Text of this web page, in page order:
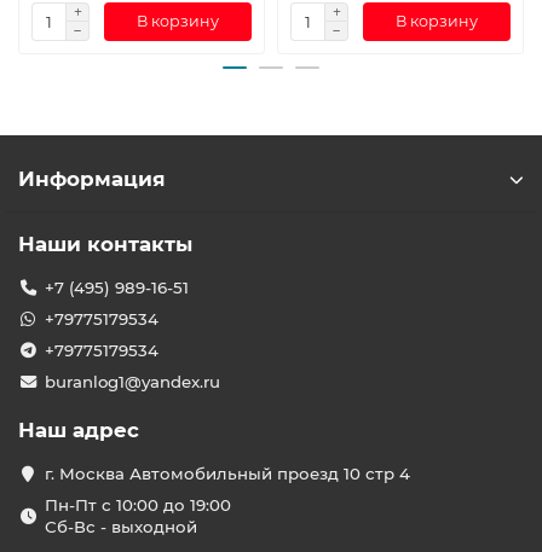
В корзину В корзину
Информация
Наши контакты
+7 (495) 989-16-51
+79775179534
+79775179534
buranlog1@yandex.ru
Наш адрес
г. Москва Автомобильный проезд 10 стр 4
Пн-Пт с 10:00 до 19:00
Сб-Вс - выходной